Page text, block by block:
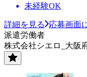
未経験OK
詳細を見る
応募画面
派遣労働者
株式会社シエロ_大阪